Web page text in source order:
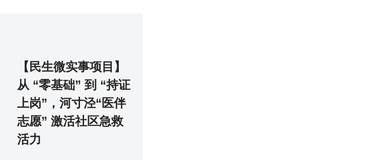
【民生微实事项目】
从 “零基础” 到 “持证
上岗”，河寸泾“医伴
志愿” 激活社区急救
活力